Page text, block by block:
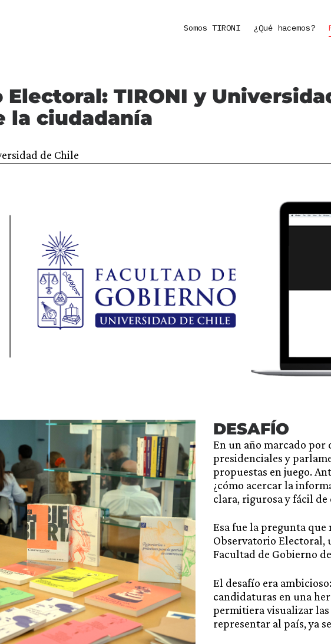
Somos TIRONI ¿Qué hacemos?
TIRONI y
la ciudadanía
de Chile
DESAFÍO
En un año marcado por
presidenciales y
propuestas en juego.
¿cómo acercar la
clara, rigurosa y fácil de
Esa fue la pregunta que
Observatorio Electoral,
Facultad de Gobierno
El desafío era
candidaturas en una
permitiera visualizar las
representar al país, ya